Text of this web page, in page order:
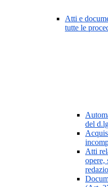
Atti e
tutte le
del
Atti
opere,